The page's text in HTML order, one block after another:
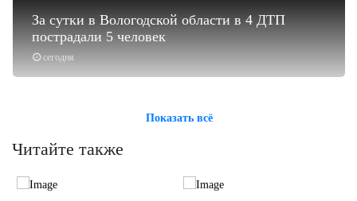
сегодня
За сутки в Вологодской области в 4 ДТП
пострадали 5 человек
Показать всё
Читайте также